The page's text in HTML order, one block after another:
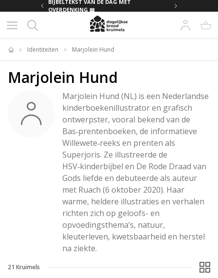
BIJBELTEKST VAN DE DAG MET
OVERDENKING 📖
Home
Identiteiten Marjolein Hund
Marjolein Hund
Marjolein Hund (NL) is een Nederlandse
kinderboekenillustrator en grafisch
ontwerpster, vooral bekend van de
Bas‑prentenboeken, de informatieve
Willewete‑reeks en prenten als
Superjoris. Ze illustreerde de
HSV‑kinderbijbel en De Rode Draad van
Gods liefde en debuteerde als auteur
met Ruach (6 oktober 2020). Haar
warme, heldere illustraties en verhalen
richten zich op geloofs- en
opvoedingsthema’s, natuur,
kleuterleven, kwetsbaarheid en herstel
na ziekte.
21 Kruimels